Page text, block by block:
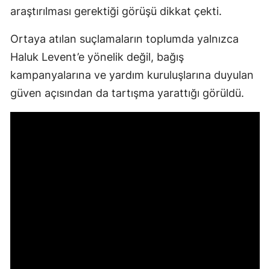
araştırılması gerektiği görüşü dikkat çekti.
Ortaya atılan suçlamaların toplumda yalnızca
Haluk Levent’e yönelik değil, bağış
kampanyalarına ve yardım kuruluşlarına duyulan
güven açısından da tartışma yarattığı görüldü.